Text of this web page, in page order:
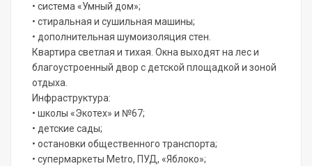
• система «Умный дом»;
• стиральная и сушильная машины;
• дополнительная шумоизоляция стен.
Квартира светлая и тихая. Окна выходят на лес и
благоустроенный двор с детской площадкой и зоной
отдыха.
Инфраструктура:
• школы «Экотех» и №67;
• детские сады;
• остановки общественного транспорта;
• супермаркеты Metro, ПУД, «Яблоко»;